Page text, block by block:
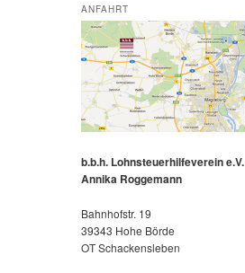
ANFAHRT
b.b.h. Lohnsteuerhilfeverein e.V.
Annika Roggemann
Bahnhofstr. 19
39343 Hohe Börde
OT Schackensleben